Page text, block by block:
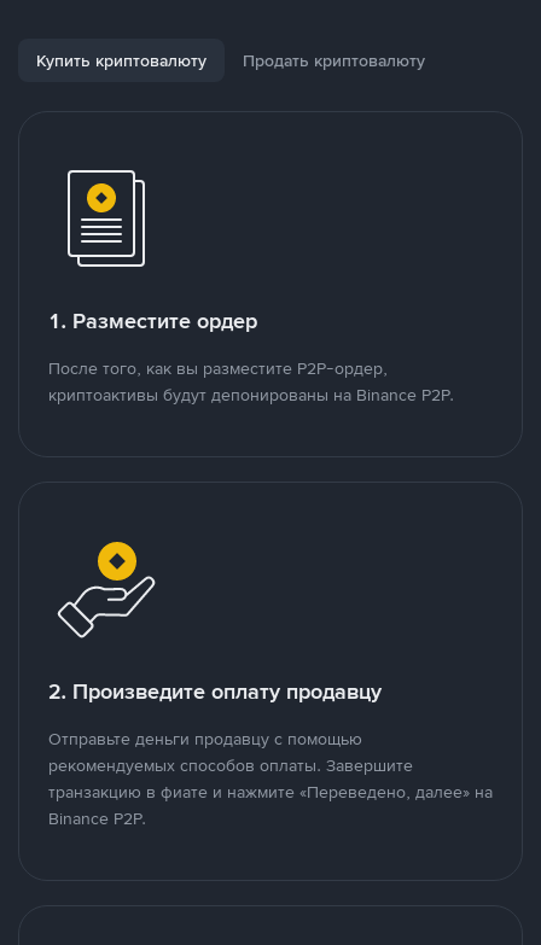
Купить криптовалюту Продать криптовалюту
1. Разместите ордер
После того, как вы разместите P2P-ордер,
криптоактивы будут депонированы на Binance P2P.
2. Произведите оплату продавцу
Отправьте деньги продавцу с помощью
рекомендуемых способов оплаты. Завершите
транзакцию в фиате и нажмите «Переведено, далее» на
Binance P2P.